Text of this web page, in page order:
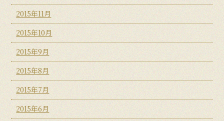
2015年11月
2015年10月
2015年9月
2015年8月
2015年7月
2015年6月